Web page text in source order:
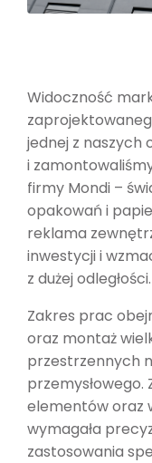
Widoczność
jednej z naszych
i
firmy Mondi –
opakowań i
reklama
inwestycji i
z dużej odległości.
Zakres prac
oraz montaż
przestrzennych
elementów oraz
wymagała
zastosowania